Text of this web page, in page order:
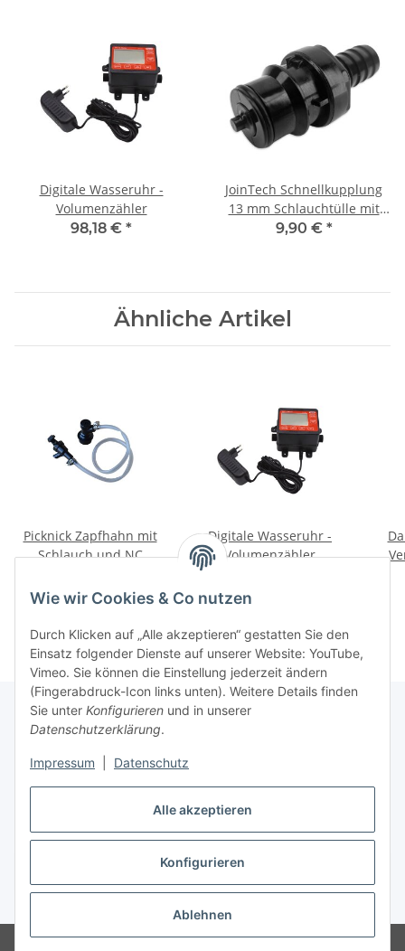
Alle akzeptieren
Konfigurieren
Ablehnen
Wie wir Cookies & Co nutzen
Durch Klicken auf „Alle akzeptieren“ gestatten Sie den
Einsatz folgender Dienste auf unserer Website: YouTube,
Vimeo. Sie können die Einstellung jederzeit ändern
(Fingerabdruck-Icon links unten). Weitere Details finden
Sie unter Konfigurieren und in unserer
Datenschutzerklärung.
Impressum Datenschutz
Digitale Wasseruhr -
Volumenzähler
98,18 € *
JoinTech Schnellkupplung
13 mm Schlauchtülle mit
automatischer Absperrung
9,90 € *
Ähnliche Artikel
Picknick Zapfhahn mit
Schlauch und NC
Digitale Wasseruhr -
Volumenzähler
Vertrag widerrufen